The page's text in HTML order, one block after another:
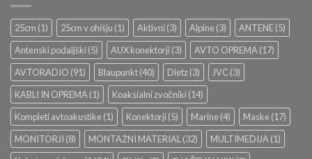
25cm (1) 25cm v ohišju (1) Aktivni(3) Alpine(3) ANTENE(5)
Antenski podaljški(5) AUX konektorji(3) AVTO OPREMA (17)
AVTORADIO (91) Blaupunkt(40) Dietz(3) JVC (3)
KABLI IN OPREMA (1) Koaksialni zvočniki(14)
Kompleti avtoakustike(1) Konektorji(5) Marine(4) Maske(17)
MONITORJI (8) MONTAŽNI MATERIAL (32) MULTIMEDIJA (1)